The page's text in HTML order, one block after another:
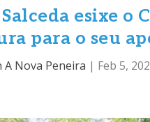
Salceda esixe
para o seu
A Nova Peneira | Feb 5,